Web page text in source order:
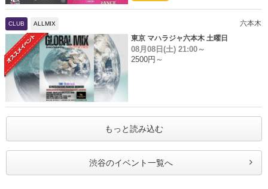
CLUB ALLMIX
六本木
東京 マハラジャ六本木 土曜日
08月08日(土) 21:00～
2500円～
もっと読み込む
渋谷のイベント一覧へ